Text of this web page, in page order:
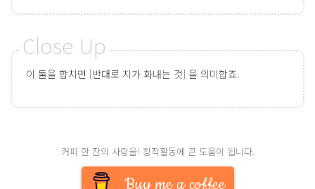
이 둘을 합치면 [반대로 지가 화내는 것] 을 의미합죠.
커피 한 잔의 사랑을! 창작활동에 큰 도움이 됩니다.